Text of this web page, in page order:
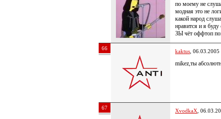
по моему не
модная это не
какой народ
нравится и я буду
ЗЫ чёт оффтоп
66 kaktus ,
mikez,ты
67 XvodkaX ,